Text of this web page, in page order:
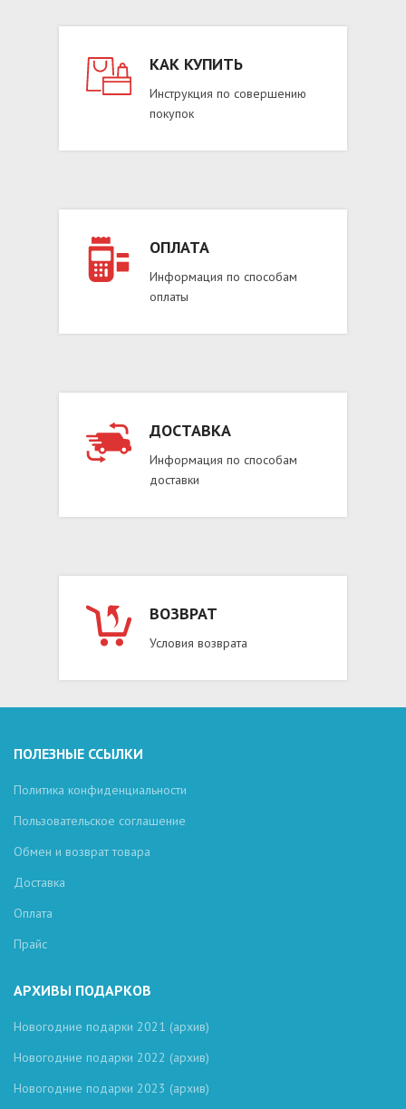
КАК КУПИТЬ
Инструкция по совершению
покупок
ОПЛАТА
Информация по способам
оплаты
ДОСТАВКА
Информация по способам
доставки
ВОЗВРАТ
Условия возврата
ПОЛЕЗНЫЕ ССЫЛКИ
Политика конфиденциальности
Пользовательское соглашение
Обмен и возврат товара
Доставка
Оплата
Прайс
АРХИВЫ ПОДАРКОВ
Новогодние подарки 2021 (архив)
Новогодние подарки 2022 (архив)
Новогодние подарки 2023 (архив)